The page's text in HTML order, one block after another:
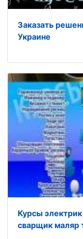
Заказать
Украине
Курсы
сварщик маляр